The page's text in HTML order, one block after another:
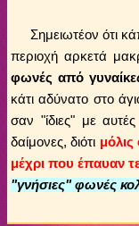
Σημειωτέον ότι
περιοχή αρκετά
φωνές από
κάτι αδύνατο στο
σαν "ίδιες" με
δαίμονες, διότι
μέχρι που έπαυαν
"γνήσιες" φωνές